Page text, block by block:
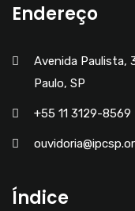
Endereço
Avenida Paulista,
Paulo, SP
+55 11 3129-8569
Índice